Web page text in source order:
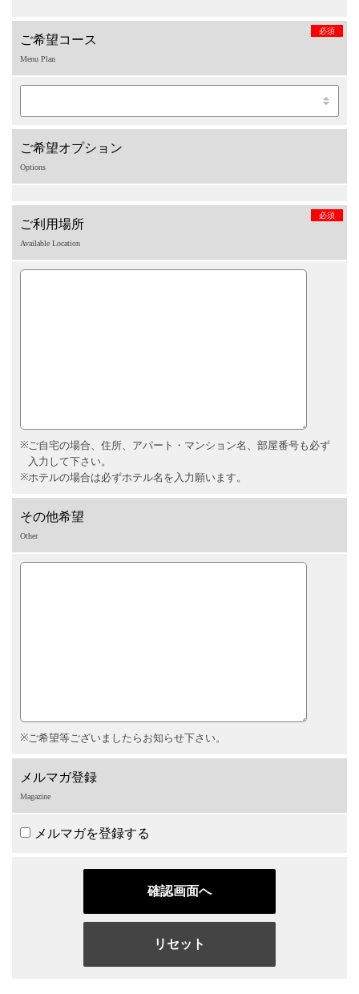
ご希望コース
必須
Menu Plan
ご希望オプション
Options
ご利用場所
必須
Available Location
ご自宅の場合、住所、アパート・マンション名、部屋番号も必ず
入力して下さい。
ホテルの場合は必ずホテル名を入力願います。
その他希望
Other
ご希望等ございましたらお知らせ下さい。
メルマガ登録
Magazine
メルマガを登録する